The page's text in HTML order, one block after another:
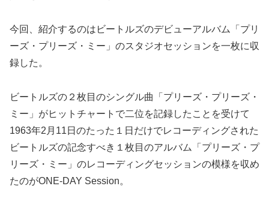
今回、紹介するのはビートルズのデビューアルバム「プリ
ーズ・プリーズ・ミー」のスタジオセッションを一枚に収
録した。
ビートルズの２枚目のシングル曲「プリーズ・プリーズ・
ミー」がヒットチャートで二位を記録したことを受けて
1963年2月11日のたった１日だけでレコーディングされた
ビートルズの記念すべき１枚目のアルバム「プリーズ・プ
リーズ・ミー」のレコーディングセッションの模様を収め
たのがONE-DAY Session。